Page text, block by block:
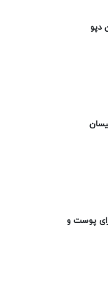
پوست و